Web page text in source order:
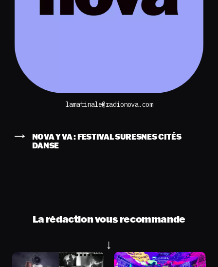
lamatinale@radionova.com
NOVA Y VA : FESTIVAL SURESNES CITÉS
DANSE
La rédaction vous recommande